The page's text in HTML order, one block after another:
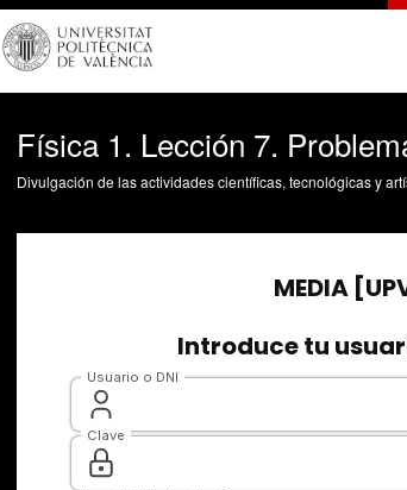
Física 1. Lección 7.
Divulgación de las actividades científicas, tecnológicas y